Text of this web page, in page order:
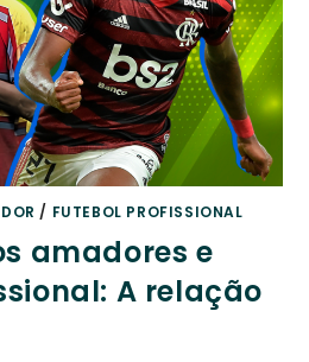
/ FUTEBOL PROFISSIONAL
amadores e
A relação